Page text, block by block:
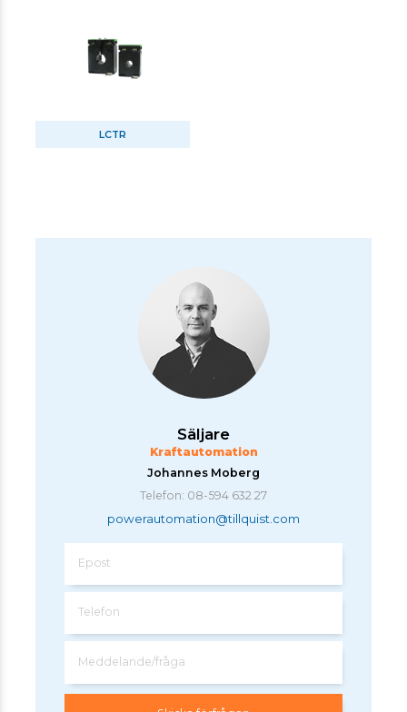
LCTR
Säljare
Kraftautomation
Johannes Moberg
Telefon: 08-594 632 27
powerautomation@tillquist.com
Epost
Telefon
Meddelande/fråga